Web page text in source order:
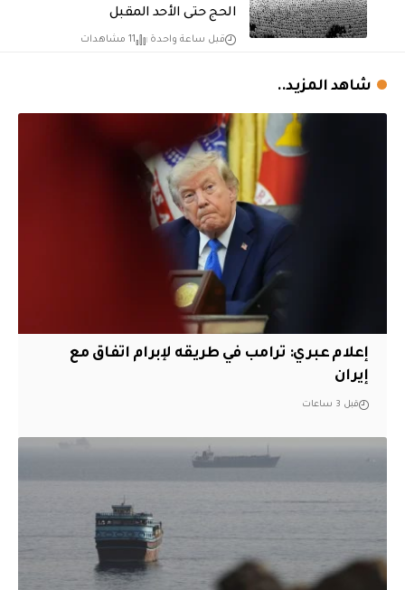
الحج حتى الأحد المقبل
قبل ساعة واحدة 11 مشاهدات
شاهد المزيد..
إعلام عبري: ترامب في طريقه لإبرام اتفاق مع
إيران
قبل 3 ساعات